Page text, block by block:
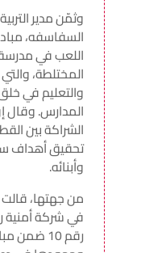
وثمّن مدير
السفاسفه،
اللعب في مدرسة
المختلطة،
والتعليم في
المدارس.
الشراكة بين
تحقيق أهداف
وأبنائه.
من جهتها،
في شركة أمنية
رقم 10